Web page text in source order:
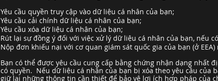
Yêu cầu quyền truy cập vào dữ liệu cá nhân của bạn;
Yêu cầu cải chính dữ liệu cá nhân của bạn;
Yêu cầu xóa dữ liệu cá nhân của bạn;
Rút lại sự đồng ý đối với việc xử lý dữ liệu cá nhân của bạn, nếu
Nộp đơn khiếu nại với cơ quan giám sát quốc gia của bạn (ở
Bạn có thể được yêu cầu cung cấp bằng chứng nhận dạng nhất
có quyền. Nếu dữ liệu cá nhân của bạn bị xóa theo yêu cầu
giữ lại những thông tin cần thiết để bảo vệ lợi ích hợp pháp của